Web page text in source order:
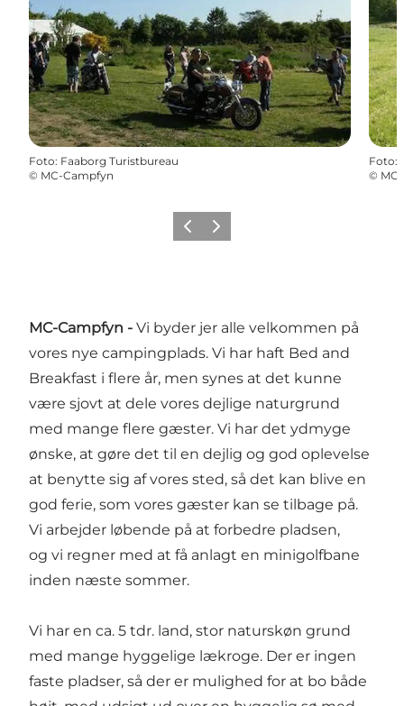
Foto: Faaborg Turistbureau
© MC-Campfyn
Foto:
©
Forrige billede
Næste billede
MC-Campfyn - Vi byder jer alle velkommen på
vores nye campingplads. Vi har haft Bed and
Breakfast i flere år, men synes at det kunne
være sjovt at dele vores dejlige naturgrund
med mange flere gæster. Vi har det ydmyge
ønske, at gøre det til en dejlig og god oplevelse
at benytte sig af vores sted, så det kan blive en
god ferie, som vores gæster kan se tilbage på.
Vi arbejder løbende på at forbedre pladsen,
og vi regner med at få anlagt en minigolfbane
inden næste sommer.
Vi har en ca. 5 tdr. land, stor naturskøn grund
med mange hyggelige lækroge. Der er ingen
faste pladser, så der er mulighed for at bo både